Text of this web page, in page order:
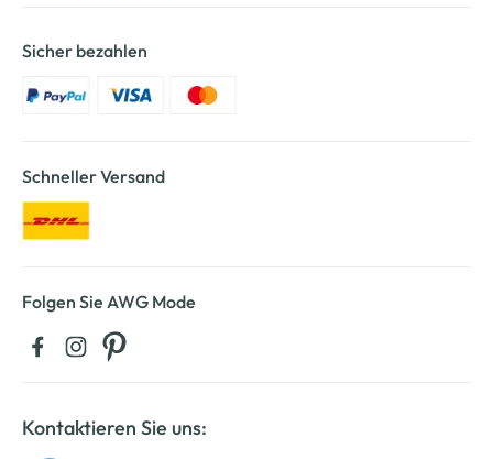
Sicher bezahlen
Schneller Versand
Folgen Sie AWG Mode
Kontaktieren Sie uns: